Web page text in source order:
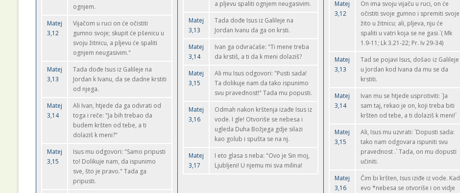
ognjem.
Matej
3,12
Vijačom u ruci on će očistiti
gumno svoje; skupit će pšenicu u
svoju žitnicu, a pljevu će spaliti
ognjem neugasivim."
Matej
3,13
Tada dođe Isus iz Galileje na
Jordan k Ivanu, da se dadne krstiti
od njega.
Matej
3,14
Ali Ivan, htjede da ga odvrati od
toga i reče: "Ja bih trebao da
budem kršten od tebe, a ti
dolaziš k meni?"
Matej
3,15
Isus mu odgovori: "Samo pripusti
to! Dolikuje nam, da ispunimo
sve, što je pravo." Tada ga
pripusti.
a pljevu spaliti ognjem neugasivim.
Matej
3,13
Tada dođe Isus iz Galileje na
Jordan Ivanu da ga on krsti.
Matej
3,14
Ivan ga odvraćaše: "Ti mene treba
da krstiš, a ti da k meni dolaziš?
Matej
3,15
Ali mu Isus odgovori: "Pusti sada!
Ta dolikuje nam da tako ispunimo
svu pravednost!" Tada mu popusti.
Matej
3,16
Odmah nakon krštenja izađe Isus iz
vode. I gle! Otvoriše se nebesa i
ugleda Duha Božjega gdje silazi
kao golub i spušta se na nj.
Matej
3,17
I eto glasa s neba: "Ovo je Sin moj,
Ljubljeni! U njemu mi sva milina!
Matej
3,12
On ima svoju vijaču u ruci, on će
očistiti svoje gumno i spremiti svoje
žito u žitnicu; ali, pljeva, nju će
spaliti u vatri koja se ne gasi.`( Mk
1.9-11; Lk 3.21-22; Pr. Iv 29-34)
Matej
3,13
Tad se pojavi Isus, došao iz Galileje
u Jordan kod Ivana da mu se da
krstiti.
Matej
3,14
Ivan mu se htjede usprotiviti: `Ja
sam taj, rekao je on, koji treba biti
kršten od tebe, a ti dolaziš k meni!`
Matej
3,15
Ali, Isus mu uzvrati: `Dopusti sada:
tako nam odgovara ispuniti svu
pravednost .` Tada, on mu dopusti
učiniti.
Matej
3,16
Čim bi kršten, Isus iziđe iz vode. Kad
evo *nebesa se otvoriše i on vidje